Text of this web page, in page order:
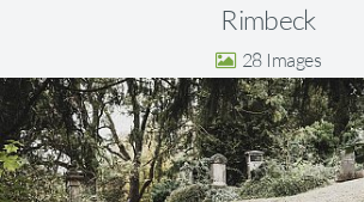
Rimbeck
28